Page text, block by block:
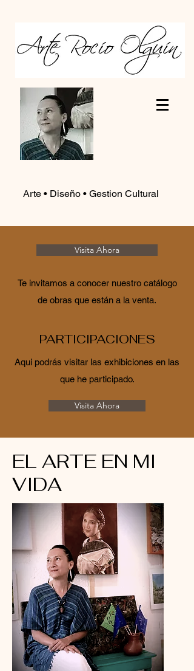
Arte • Diseño • Gestion Cultural
Visita Ahora
Te invitamos a conocer nuestro catálogo
de obras que están a la venta.
PARTICIPACIONES
Aqui podrás visitar las exhibiciones en las
que he participado.
Visita Ahora
EL ARTE EN MI
VIDA